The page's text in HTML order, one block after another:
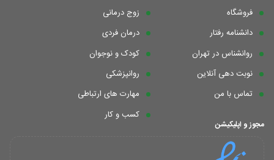
فروشگاه
دانشنامه رفتار
روانشناس در تهران
نوبت دهی آنلاین
تماس با من
زوج درمانی
درمان فردی
کودک و نوجوان
روانپزشکی
مهارت های ارتباطی
کسب و کار
مجوز و اپلیکیشن